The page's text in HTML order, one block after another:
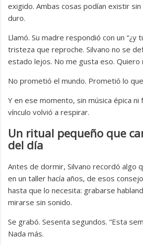
exigido. Ambas cosas podían existir
duro.
Llamó. Su madre respondió con un “¿y
tristeza que reproche. Silvano no se
estado lejos. No me gusta eso. Quiero
No prometió el mundo. Prometió lo
Y en ese momento, sin música épica
vínculo volvió a respirar.
Un ritual pequeño que
del día
Antes de dormir, Silvano recordó algo
en un taller hacía años, de esos
hasta que lo necesita: grabarse
mirarse sin sonido.
Se grabó. Sesenta segundos. “Esta
Nada más.